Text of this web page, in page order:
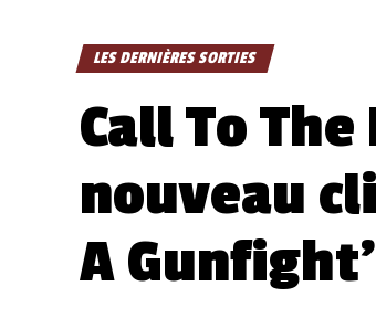
LES DERNIÈRES SORTIES
Call To
nouveau
A Gunfight’